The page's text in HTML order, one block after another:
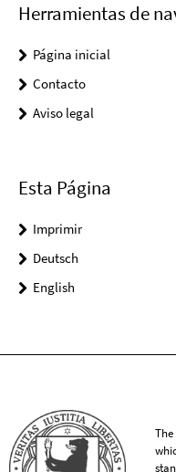
Herramientas de
Página inicial
Contacto
Aviso legal
Esta Página
Imprimir
Deutsch
English